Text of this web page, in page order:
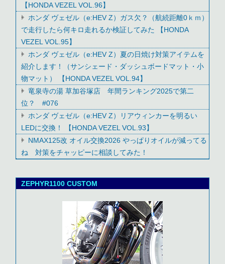
【HONDA VEZEL VOL.96】
ホンダ ヴェゼル（e:HEV Z）ガス欠？（航続距離0ｋｍ）
で走行したら何キロ走れるか検証してみた 【HONDA
VEZEL VOL.95】
ホンダ ヴェゼル（e:HEV Z）夏の日焼け対策アイテムを
紹介します！（サンシェード・ダッシュボードマット・小
物マット） 【HONDA VEZEL VOL.94】
竜泉寺の湯 草加谷塚店 年間ランキング2025で第二
位？ #076
ホンダ ヴェゼル（e:HEV Z）リアウィンカーを明るい
LEDに交換！ 【HONDA VEZEL VOL.93】
NMAX125改 オイル交換2026 やっぱりオイルが減ってる
ね 対策をチャッピーに相談してみた！
ZEPHYR1100 CUSTOM